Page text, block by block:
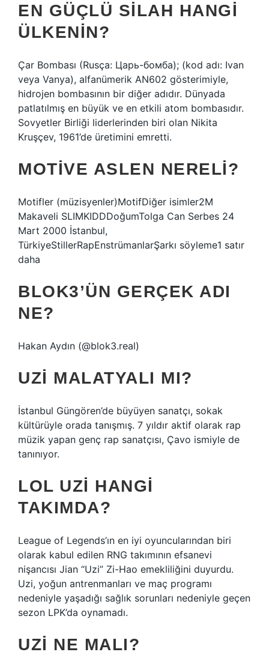
EN GÜÇLÜ SILAH HANGI
ÜLKENIN?
Çar Bombası (Rusça: Царь-бомба); (kod adı: Ivan
veya Vanya), alfanümerik AN602 gösterimiyle,
hidrojen bombasının bir diğer adıdır. Dünyada
patlatılmış en büyük ve en etkili atom bombasıdır.
Sovyetler Birliği liderlerinden biri olan Nikita
Kruşçev, 1961’de üretimini emretti.
MOTIVE ASLEN NERELI?
Motifler (müzisyenler)MotifDiğer isimler2M
Makaveli SLIMKIDDDoğumTolga Can Serbes 24
Mart 2000 İstanbul,
TürkiyeStillerRapEnstrümanlarŞarkı söyleme1 satır
daha
BLOK3’ÜN GERÇEK ADI
NE?
Hakan Aydın (@blok3.real)
UZI MALATYALI MI?
İstanbul Güngören’de büyüyen sanatçı, sokak
kültürüyle orada tanışmış. 7 yıldır aktif olarak rap
müzik yapan genç rap sanatçısı, Çavo ismiyle de
tanınıyor.
LOL UZI HANGI
TAKIMDA?
League of Legends’ın en iyi oyuncularından biri
olarak kabul edilen RNG takımının efsanevi
nişancısı Jian “Uzi” Zi-Hao emekliliğini duyurdu.
Uzi, yoğun antrenmanları ve maç programı
nedeniyle yaşadığı sağlık sorunları nedeniyle geçen
sezon LPK’da oynamadı.
UZI NE MALI?